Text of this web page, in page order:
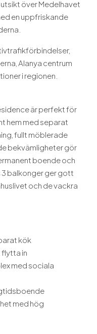
över Medelhavet
en uppfriskande
Alanya centrum
i regionen.
är perfekt för
hem med separat
fullt möblerade
bekvämligheter gör
boende och
balkonger ger gott
och de vackra
kök
in
med sociala
med hög